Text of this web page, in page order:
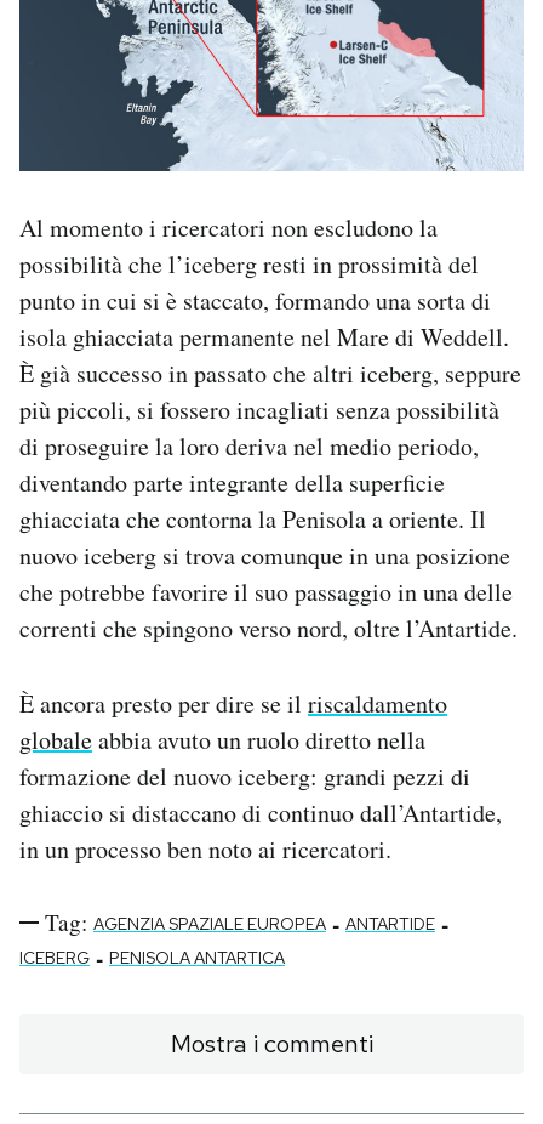
Al momento i ricercatori non escludono la
possibilità che l’iceberg resti in prossimità del
punto in cui si è staccato, formando una sorta di
isola ghiacciata permanente nel Mare di Weddell.
È già successo in passato che altri iceberg, seppure
più piccoli, si fossero incagliati senza possibilità
di proseguire la loro deriva nel medio periodo,
diventando parte integrante della superficie
ghiacciata che contorna la Penisola a oriente. Il
nuovo iceberg si trova comunque in una posizione
che potrebbe favorire il suo passaggio in una delle
correnti che spingono verso nord, oltre l’Antartide.
È ancora presto per dire se il riscaldamento
globaleabbia avuto un ruolo diretto nella
formazione del nuovo iceberg: grandi pezzi di
ghiaccio si distaccano di continuo dall’Antartide,
in un processo ben noto ai ricercatori.
Tag: AGENZIA SPAZIALE EUROPEA - ANTARTIDE -
ICEBERG - PENISOLA ANTARTICA
Mostra i commenti